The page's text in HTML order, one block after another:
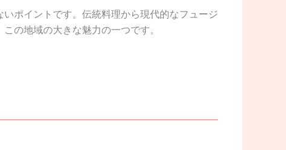
ポイントです。伝統料理から現代的なフュージ
の地域の大きな魅力の一つです。